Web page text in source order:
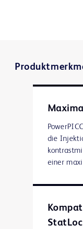
die
einer